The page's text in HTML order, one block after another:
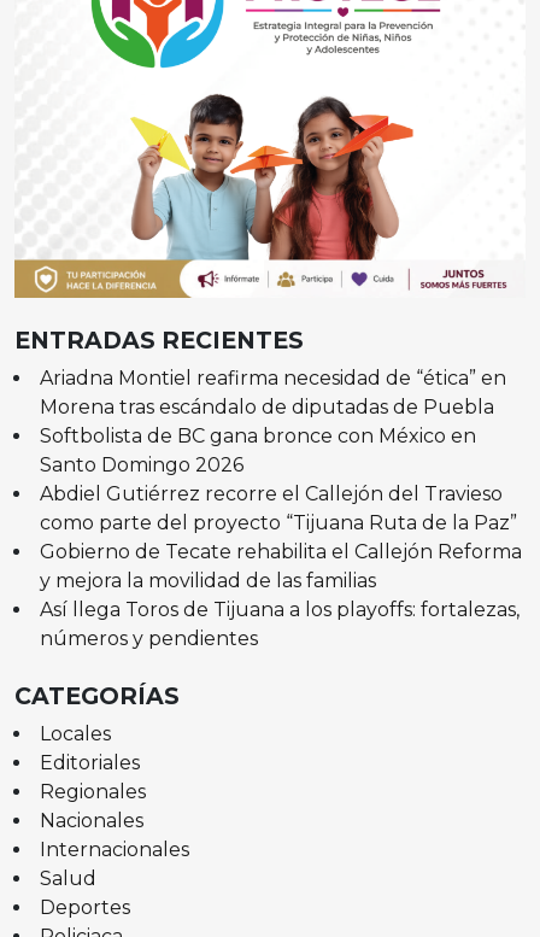
ENTRADAS RECIENTES
Ariadna Montiel reafirma necesidad de “ética” en
Morena tras escándalo de diputadas de Puebla
Softbolista de BC gana bronce con México en
Santo Domingo 2026
Abdiel Gutiérrez recorre el Callejón del Travieso
como parte del proyecto “Tijuana Ruta de la Paz”
Gobierno de Tecate rehabilita el Callejón Reforma
y mejora la movilidad de las familias
Así llega Toros de Tijuana a los playoffs: fortalezas,
números y pendientes
CATEGORÍAS
Locales
Editoriales
Regionales
Nacionales
Internacionales
Salud
Deportes